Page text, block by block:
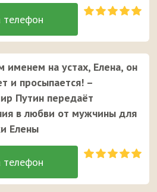
именем на устах, Елена, он
и просыпается! –
Путин передаёт
в любви от мужчины для
Елены